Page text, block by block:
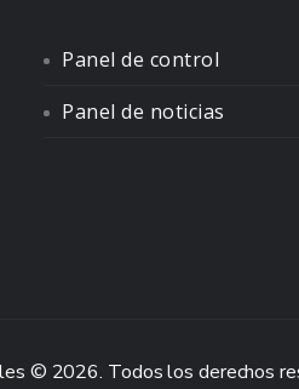
Panel de control
Panel de noticias
© 2026. Todos los derechos